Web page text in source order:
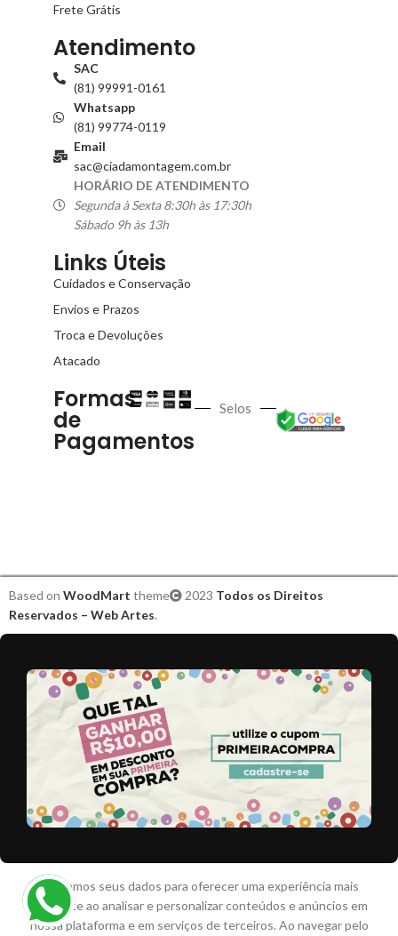
Frete Grátis
Atendimento
SAC
(81) 99991-0161
Whatsapp
(81) 99774-0119
Email
sac@ciadamontagem.com.br
HORÁRIO DE ATENDIMENTO
Segunda à Sexta 8:30h às 17:30h
Sábado 9h às 13h
Links Úteis
Cuidados e Conservação
Envios e Prazos
Troca e Devoluções
Atacado
Formas
de
Pagamentos
Selos
Based on WoodMart theme 2023 Todos os Direitos
Reservados – Web Artes.
Utilizamos seus dados para oferecer uma experiência mais
relevante ao analisar e personalizar conteúdos e anúncios em
nossa plataforma e em serviços de terceiros. Ao navegar pelo
Tatuagem
Halloween
Diversos –
3 em
estoque